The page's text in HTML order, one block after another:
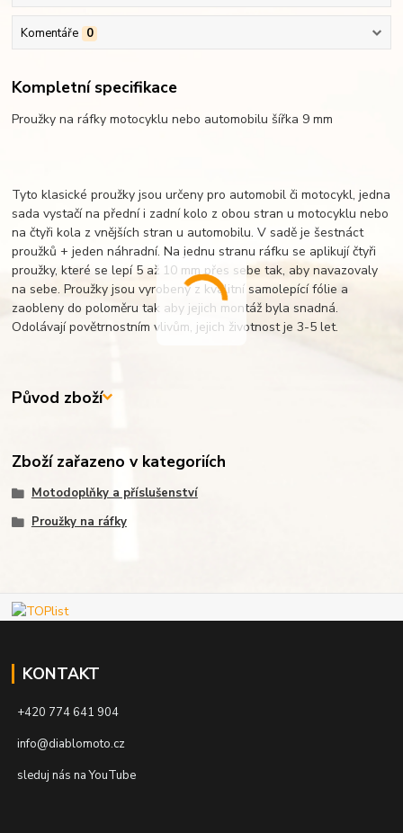
Komentáře 0
Kompletní specifikace
Proužky na ráfky motocyklu nebo automobilu šířka 9 mm
Tyto klasické proužky jsou určeny pro automobil či motocykl, jedna
sada vystačí na přední i zadní kolo z obou stran u motocyklu nebo
na čtyři kola z vnějších stran u automobilu. V sadě je šestnáct
proužků + jeden náhradní. Na jednu stranu ráfku se aplikují čtyři
proužky, které se lepí 5 až 10 mm přes sebe tak, aby navazovaly
na sebe. Proužky jsou vyrobeny z kvalitní samolepící fólie a
zaobleny do poloměru tak aby jejich montáž byla snadná.
Odolávají povětrnostním vlivům, jejich životnost je 3-5 let.
Původ zboží
Zboží zařazeno v kategoriích
Motodoplňky a příslušenství
Proužky na ráfky
KONTAKT
+420 774 641 904
info@diablomoto.cz
sleduj nás na YouTube